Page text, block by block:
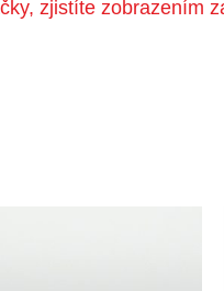
zjistíte zobrazením